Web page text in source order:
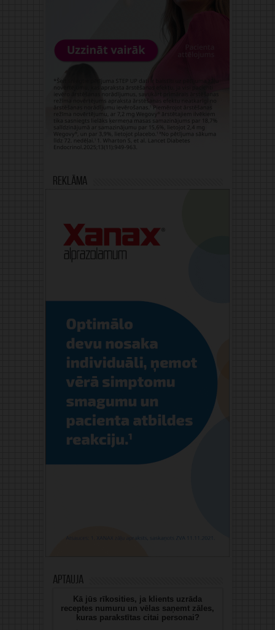
Reklāma
Aptauja
Kā jūs rīkosities, ja klients uzrāda
receptes numuru un vēlas saņemt zāles,
kuras parakstītas citai personai?